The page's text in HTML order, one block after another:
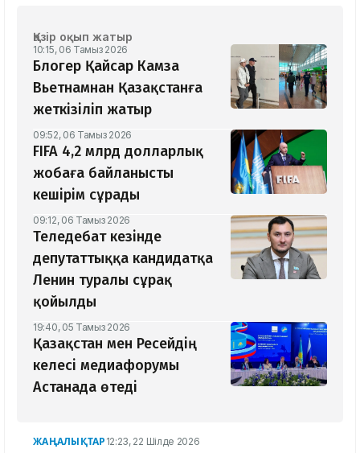
Қазір оқып жатыр
10:15, 06 Тамыз 2026
Блогер Қайсар Камза
Вьетнамнан Қазақстанға
жеткізіліп жатыр
09:52, 06 Тамыз 2026
FIFA 4,2 млрд долларлық
жобаға байланысты
кешірім сұрады
09:12, 06 Тамыз 2026
Теледебат кезінде
депутаттыққа кандидатқа
Ленин туралы сұрақ
қойылды
19:40, 05 Тамыз 2026
Қазақстан мен Ресейдің
келесі медиафорумы
Астанада өтеді
ЖАҢАЛЫҚТАР 12:23, 22 Шілде 2026